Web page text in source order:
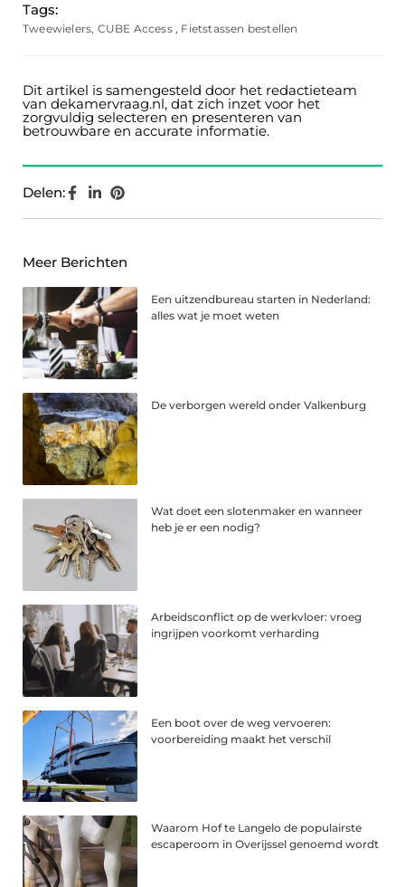
Tags:
Tweewielers, CUBE Access, Fietstassen bestellen
Dit artikel is samengesteld door het redactieteam
van dekamervraag.nl, dat zich inzet voor het
zorgvuldig selecteren en presenteren van
betrouwbare en accurate informatie.
Delen:
Meer Berichten
Een uitzendbureau starten in Nederland:
alles wat je moet weten
De verborgen wereld onder Valkenburg
Wat doet een slotenmaker en wanneer
heb je er een nodig?
Arbeidsconflict op de werkvloer: vroeg
ingrijpen voorkomt verharding
Een boot over de weg vervoeren:
voorbereiding maakt het verschil
Waarom Hof te Langelo de populairste
escaperoom in Overijssel genoemd wordt